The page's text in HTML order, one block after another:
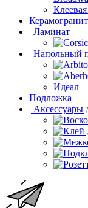
Керамогранит
Ламинат
Напольный
Идеал
Подложка
Аксессуары